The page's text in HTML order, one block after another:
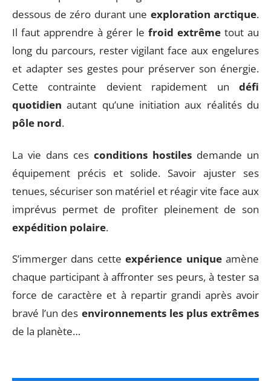
dessous de zéro durant une exploration arctique.
Il faut apprendre à gérer le froid extrême tout au
long du parcours, rester vigilant face aux engelures
et adapter ses gestes pour préserver son énergie.
Cette contrainte devient rapidement un défi
quotidien autant qu’une initiation aux réalités du
pôle nord.
La vie dans ces conditions hostiles demande un
équipement précis et solide. Savoir ajuster ses
tenues, sécuriser son matériel et réagir vite face aux
imprévus permet de profiter pleinement de son
expédition polaire.
S’immerger dans cetteexpérience uniqueamène
chaque participant à affronter ses peurs, à tester sa
force de caractère et à repartir grandi après avoir
bravé l’un des environnements les plus extrêmes
de la planète…